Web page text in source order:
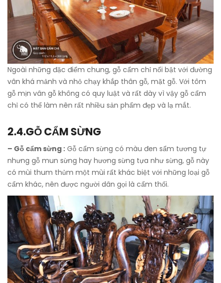
Ngoài những đặc điểm chung, gỗ cẩm chỉ nổi bật với đường
vân khá mảnh và nhỏ chạy khắp thân gỗ, mặt gỗ. Với tôm
gỗ mịn vân gỗ không có quy luật và rất dày vì vậy gỗ cẩm
chỉ có thể làm nên rất nhiều sản phẩm đẹp và lạ mắt.
2.4.GỖ CẨM SỪNG
– Gỗ cẩm sừng : Gỗ cẩm sừng có màu đen sẩm tương tự
nhưng gỗ mun sừng hay hương sừng tựa như sừng, gỗ này
có mùi thum thủm một mùi rất khác biệt với những loại gỗ
cẩm khác, nên được người dân gọi là cẩm thối.